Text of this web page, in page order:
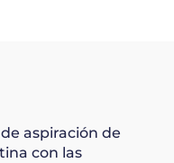
de aspiración de
con las